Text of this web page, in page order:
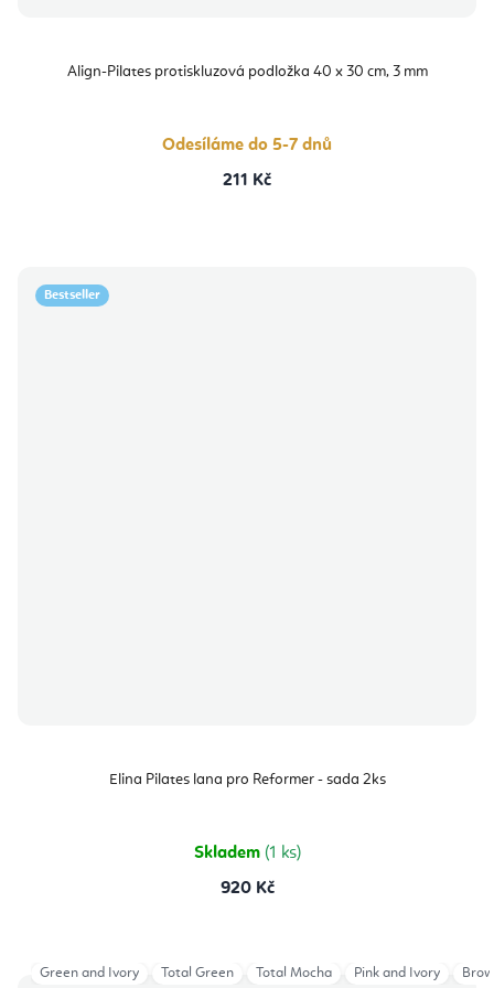
Align-Pilates protiskluzová podložka 40 x 30 cm, 3 mm
Odesíláme do 5-7 dnů
211 Kč
Bestseller
Elina Pilates lana pro Reformer - sada 2ks
Skladem (1 ks)
920 Kč
Green and Ivory Total Green Total Mocha Pink and Ivory